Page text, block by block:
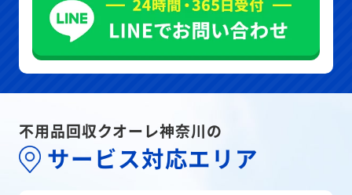
不用品回収クオーレ神奈川の
サービス対応エリア